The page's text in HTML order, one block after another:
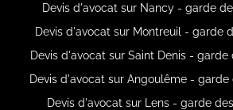
Devis d'avocat sur Nancy - garde
Devis d'avocat sur Montreuil - garde
Devis d'avocat sur Saint Denis -
Devis d'avocat sur Angoulême -
Devis d'avocat sur Lens - garde